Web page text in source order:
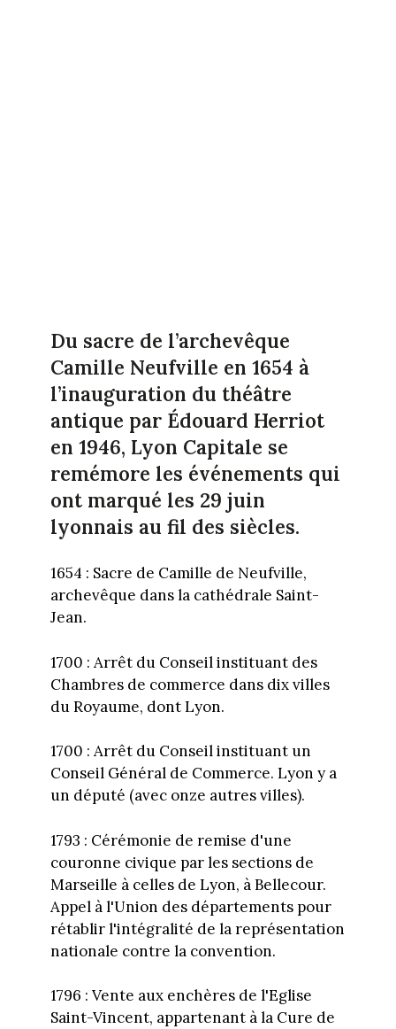
Du sacre de l’archevêque
Camille Neufville en 1654 à
l’inauguration du théâtre
antique par Édouard Herriot
en 1946, Lyon Capitale se
remémore les événements qui
ont marqué les 29 juin
lyonnais au fil des siècles.
1654 : Sacre de Camille de Neufville,
archevêque dans la cathédrale Saint-
Jean.
1700 : Arrêt du Conseil instituant des
Chambres de commerce dans dix villes
du Royaume, dont Lyon.
1700 : Arrêt du Conseil instituant un
Conseil Général de Commerce. Lyon y a
un député (avec onze autres villes).
1793 : Cérémonie de remise d'une
couronne civique par les sections de
Marseille à celles de Lyon, à Bellecour.
Appel à l'Union des départements pour
rétablir l'intégralité de la représentation
nationale contre la convention.
1796 : Vente aux enchères de l'Eglise
Saint-Vincent, appartenant à la Cure de